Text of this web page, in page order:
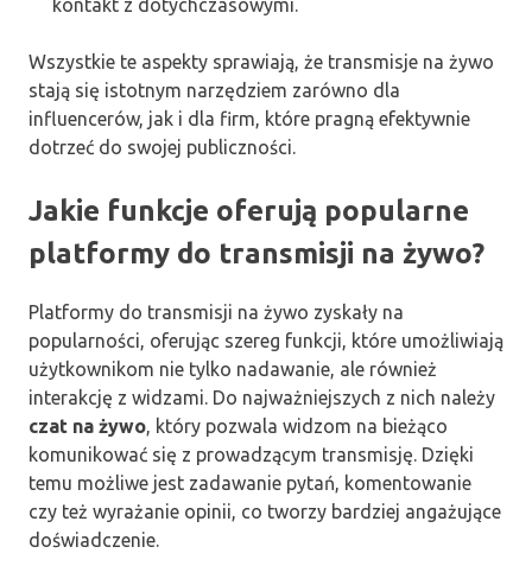
Wszystkie te aspekty sprawiają, że transmisje na żywo
stają się istotnym narzędziem zarówno dla
influencerów, jak i dla firm, które pragną efektywnie
dotrzeć do swojej publiczności.
Jakie funkcje oferują popularne
platformy do transmisji na żywo?
Platformy do transmisji na żywo zyskały na
popularności, oferując szereg funkcji, które umożliwiają
użytkownikom nie tylko nadawanie, ale również
interakcję z widzami. Do najważniejszych z nich należy
czat na żywo, który pozwala widzom na bieżąco
komunikować się z prowadzącym transmisję. Dzięki
temu możliwe jest zadawanie pytań, komentowanie
czy też wyrażanie opinii, co tworzy bardziej angażujące
doświadczenie.